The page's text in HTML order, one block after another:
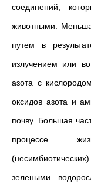
соединений,
животными.
путем в
излучением или
азота с
оксидов азота и
почву. Большая
процессе
зелеными